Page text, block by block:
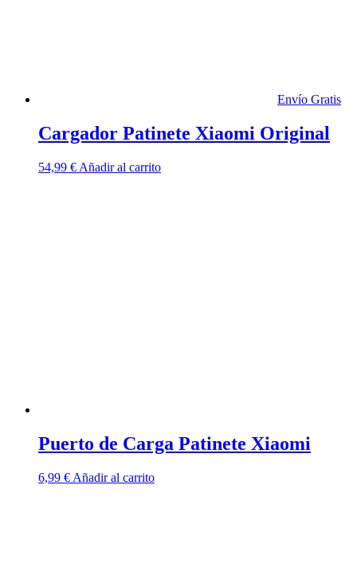
Envío Gratis
Cargador Patinete Xiaomi Original
54,99 € Añadir al carrito
Puerto de Carga Patinete Xiaomi
6,99 € Añadir al carrito